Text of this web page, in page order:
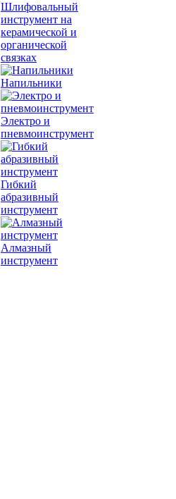
Шлифовальный
инструмент на
керамической и
органической
связках
Напильники
Электро и
пневмоинструмент
Гибкий
абразивный
инструмент
Алмазный
инструмент